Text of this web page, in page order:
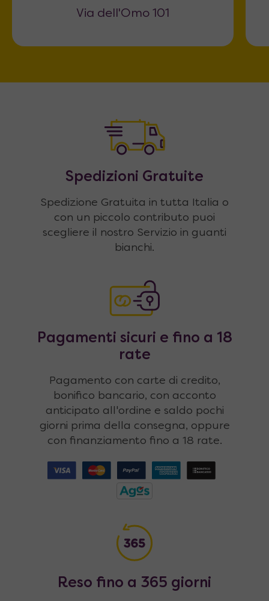
Via dell'Omo 101
Spedizioni Gratuite
Spedizione Gratuita in tutta Italia o
con un piccolo contributo puoi
scegliere il nostro Servizio in guanti
bianchi.
Pagamenti sicuri e fino a 18
rate
Pagamento con carte di credito,
bonifico bancario, con acconto
anticipato all'ordine e saldo pochi
giorni prima della consegna, oppure
con finanziamento fino a 18 rate.
Reso fino a 365 giorni